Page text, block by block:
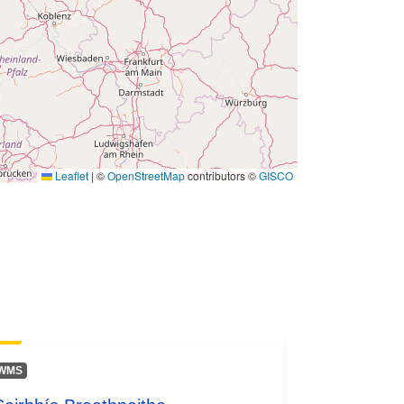
Leaflet | ©OpenStreetMapcontributors ©GISCO